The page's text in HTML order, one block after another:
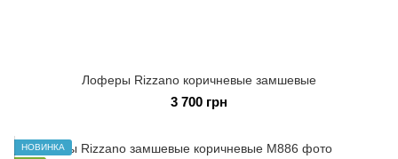
Лоферы Rizzano коричневые замшевые
3 700 грн
НОВИНКА